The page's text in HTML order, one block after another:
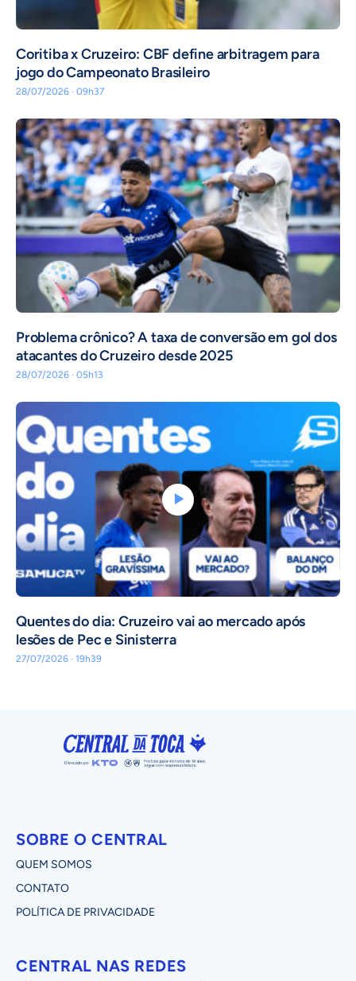
Coritiba x Cruzeiro: CBF define arbitragem para
jogo do Campeonato Brasileiro
28/07/2026 · 09h37
Problema crônico? A taxa de conversão em gol dos
atacantes do Cruzeiro desde 2025
28/07/2026 · 05h13
Quentes do dia: Cruzeiro vai ao mercado após
lesões de Pec e Sinisterra
27/07/2026 · 19h39
SOBRE O CENTRAL
QUEM SOMOS
CONTATO
POLÍTICA DE PRIVACIDADE
CENTRAL NAS REDES